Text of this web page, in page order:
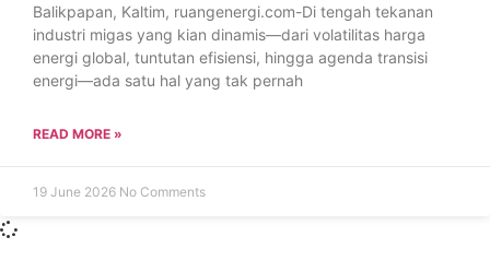
Balikpapan, Kaltim, ruangenergi.com-Di tengah tekanan
industri migas yang kian dinamis—dari volatilitas harga
energi global, tuntutan efisiensi, hingga agenda transisi
energi—ada satu hal yang tak pernah
READ MORE »
19 June 2026 No Comments